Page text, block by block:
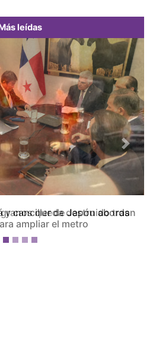
leídas
queda destruido tras
Next